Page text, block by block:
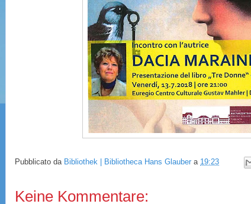
Pubblicato da Bibliothek | Bibliotheca Hans Glauber a 19:23
Keine Kommentare: